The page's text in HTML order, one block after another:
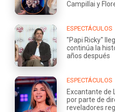
Campillai y
ESPECTÁCULOS
"Papi Ricky"
continúa la
años después
ESPECTÁCULOS
Excantante de
por parte de
reveladores